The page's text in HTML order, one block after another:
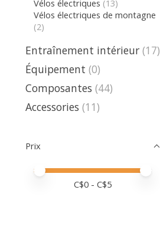
Vélos électriques (13)
Vélos électriques de montagne
(2)
Entraînement intérieur (17)
Équipement (0)
Composantes (44)
Accessories (11)
Prix
Prix minimum
Price maximum value
C$0 - C$5